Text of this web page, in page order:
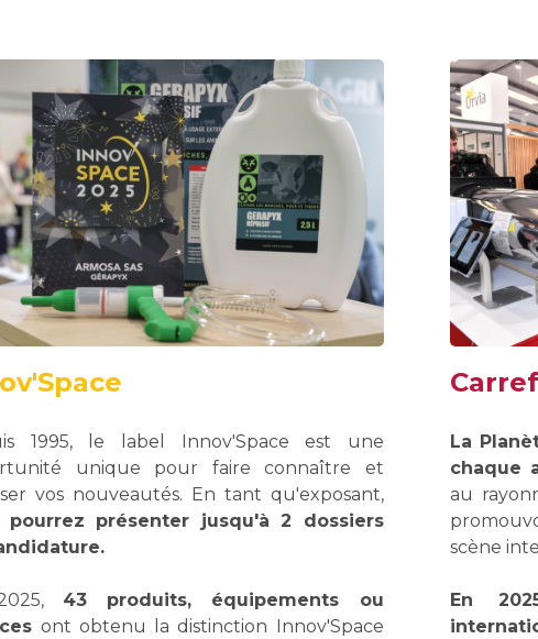
1995, le label Innov'Space est une
unique pour faire connaître et
vos nouveautés. En tant qu'exposant,
pourrez présenter jusqu'à 2 dossiers
43 produits, équipements ou
ont obtenu la distinction Innov'Space
La
chaque
au
scène
En